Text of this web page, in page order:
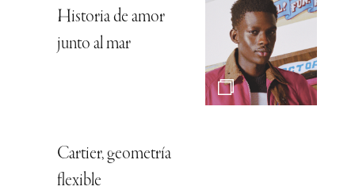
Historia de amor
junto al mar
Cartier, geometría
flexible